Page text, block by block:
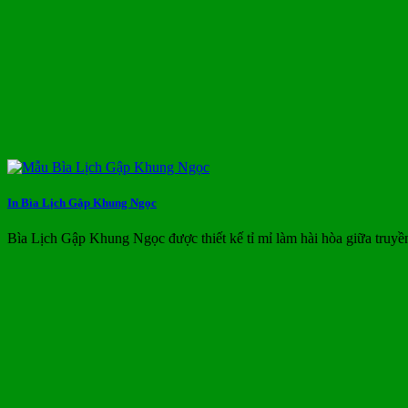
In Bìa Lịch Gập Khung Ngọc
Bìa Lịch Gập Khung Ngọc được thiết kế tỉ mỉ làm hài hòa giữa